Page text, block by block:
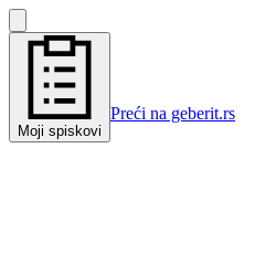
Moji spiskovi
Preći na geberit.rs